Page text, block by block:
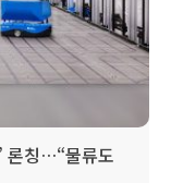
론칭…“물류도